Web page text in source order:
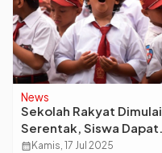
News
Sekolah Rakyat Dimulai
Serentak, Siswa Dapat
8 Set Seragam dan
calendar_month Kamis, 17 Jul 2025